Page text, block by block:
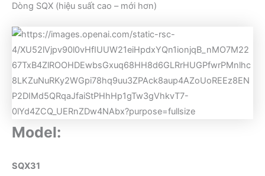
Dòng SQX (hiệu suất cao – mới hơn)
Model:
SQX31